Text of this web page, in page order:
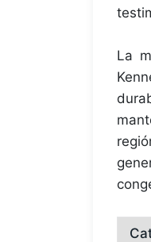
La